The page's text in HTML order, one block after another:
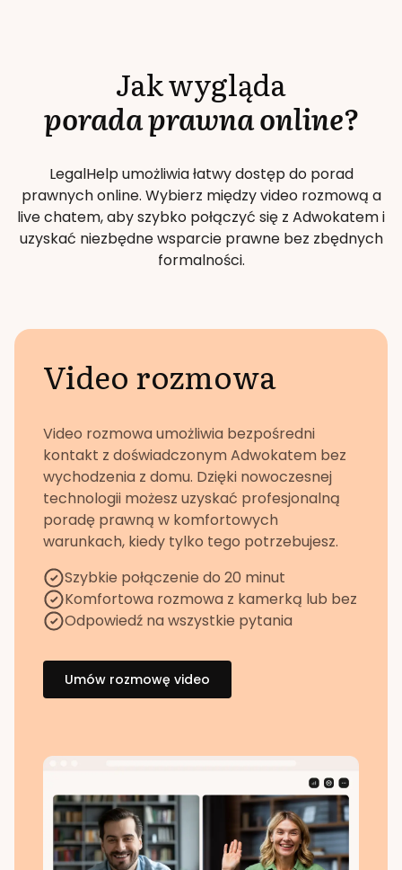
Jak wygląda
porada prawna online?
LegalHelp umożliwia łatwy dostęp do porad
prawnych online. Wybierz między video rozmową a
live chatem, aby szybko połączyć się z Adwokatem i
uzyskać niezbędne wsparcie prawne bez zbędnych
formalności.
Video rozmowa
Video rozmowa umożliwia bezpośredni
kontakt z doświadczonym Adwokatem bez
wychodzenia z domu. Dzięki nowoczesnej
technologii możesz uzyskać profesjonalną
poradę prawną w komfortowych
warunkach, kiedy tylko tego potrzebujesz.
Szybkie połączenie do 20 minut
Komfortowa rozmowa z kamerką lub bez
Odpowiedź na wszystkie pytania
Umów rozmowę video